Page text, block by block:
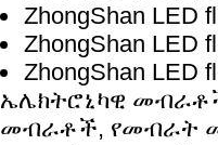
ZhongShan
ZhongShan
ZhongShan LED
ኤሌክትሮኒካዊ
መብራቶች, የመብራት